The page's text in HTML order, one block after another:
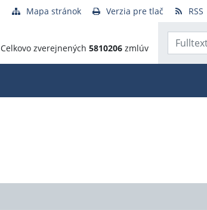
Mapa stránok Verzia pre tlač RSS
Celkovo zverejnených 5810206 zmlúv